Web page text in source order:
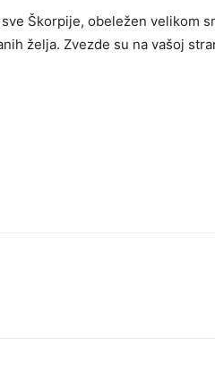
Škorpije, obeležen velikom
želja. Zvezde su na vašoj